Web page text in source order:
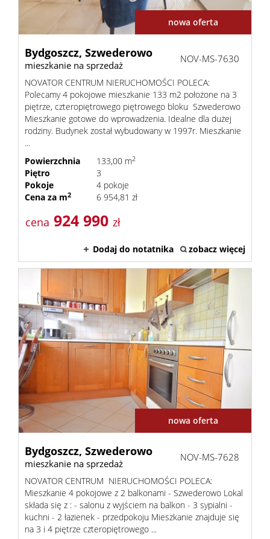
nowa oferta
Bydgoszcz, Szwederowo
mieszkanie na sprzedaż
NOV-MS-7630
NOVATOR CENTRUM NIERUCHOMOŚCI POLECA:
Polecamy 4 pokojowe mieszkanie 133 m2 położone na 3
piętrze, czteropiętrowego piętrowego bloku Szwederowo
Mieszkanie gotowe do wprowadzenia. Idealne dla dużej
rodziny. Budynek został wybudowany w 1997r. Mieszkanie
...
Powierzchnia
133,00 m2
Piętro
3
Pokoje
4 pokoje
Cena za m2 6 954,81 zł
cena 924 990 zł
Dodaj do notatnika zobacz więcej
nowa oferta
Bydgoszcz, Szwederowo
mieszkanie na sprzedaż
NOV-MS-7628
NOVATOR CENTRUM NIERUCHOMOŚCI POLECA:
Mieszkanie 4 pokojowe z 2 balkonami - Szwederowo Lokal
składa się z : - salonu z wyjściem na balkon - 3 sypialni -
kuchni - 2 łazienek - przedpokoju Mieszkanie znajduje się
na 3 i 4 piętrze czteropiętrowego ...